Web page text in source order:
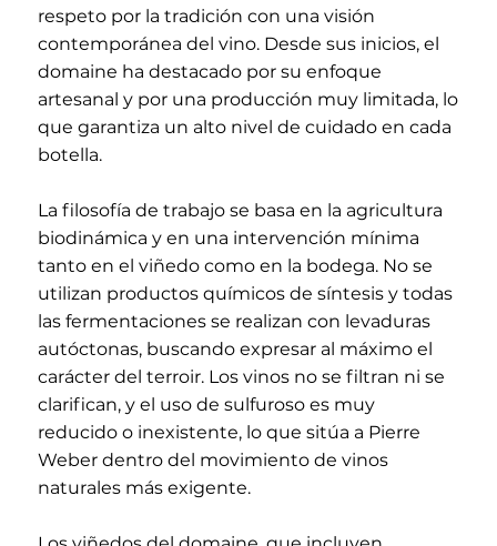
respeto por la tradición con una visión
contemporánea del vino. Desde sus inicios, el
domaine ha destacado por su enfoque
artesanal y por una producción muy limitada, lo
que garantiza un alto nivel de cuidado en cada
botella.
La filosofía de trabajo se basa en la agricultura
biodinámica y en una intervención mínima
tanto en el viñedo como en la bodega. No se
utilizan productos químicos de síntesis y todas
las fermentaciones se realizan con levaduras
autóctonas, buscando expresar al máximo el
carácter del terroir. Los vinos no se filtran ni se
clarifican, y el uso de sulfuroso es muy
reducido o inexistente, lo que sitúa a Pierre
Weber dentro del movimiento de vinos
naturales más exigente.